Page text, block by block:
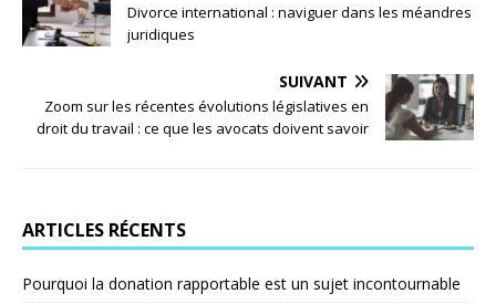
Divorce international : naviguer dans les méandres
juridiques
SUIVANT
Zoom sur les récentes évolutions législatives en
droit du travail : ce que les avocats doivent savoir
ARTICLES RÉCENTS
Pourquoi la donation rapportable est un sujet incontournable